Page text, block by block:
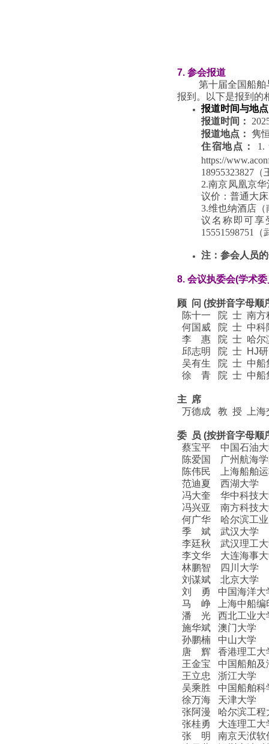
7. 参会报道
第十届全国船舶
报到。以下是报到的
报道时间与地
报道时间：
报道地点： 隽
住宿地点：
1.
https://
18955323827（
2.南京凤凰京
议价：普通大
3.维也纳酒店
议名称即可享
15551598751（
注：参会人员
8. 会议执委会(学术
顾 问 (按拼音字母顺
陈十一 院 士 南方
何国威 院 士 中科
李 惠
院 士 哈尔
邱志明 院 士 HJ研
吴有生 院 士 中船
徐
青 院 士 中船
主 席
万德成 教 授 上海
委 员 (按拼音字母顺
蔡宝平 中国石油大
陈爱国 广州航海
陈伟民 上海船舶运
范迪夏 西湖大学
冯大奎 华中科技
冯兴亚 南方科技
何广华 哈尔滨工业
季 斌 武汉大学
李廷秋 武汉理工
李文华 大连海事
林鹏智 四川大学
刘谋斌 北京大学
刘 勇 中国海洋大
马 峥 上海中船编
潘 光 西北工业大
施华斌 澳门大学
孙鹏楠 中山大学
唐 辉 香港理工大
王金宝 中国船舶及
王立忠 浙江大学
吴乘胜 中国船舶科
徐万海 天津大学
张阿漫 哈尔滨工程
张桂勇 大连理工大
张 明 南京天洑软